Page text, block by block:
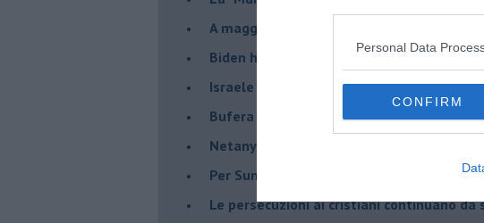
Personal Data
CONFIRM
A maggio le urne decideranno il futuro di
Biden ha fatto infuriare la destra
Israele rischia una guerra civile
Bufera sull'immigrazione
Netanyahu a Roma, un viaggio complicato
Per Sunak niente crisi e nessuna
Le persecuzioni ai cristiani continuano da